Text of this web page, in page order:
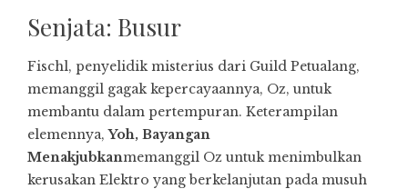
Senjata: Busur
Fischl, penyelidik misterius dari Guild Petualang,
memanggil gagak kepercayaannya, Oz, untuk
membantu dalam pertempuran. Keterampilan
elemennya,Yoh, Bayangan
Menakjubkanmemanggil Oz untuk menimbulkan
kerusakan Elektro yang berkelanjutan pada musuh